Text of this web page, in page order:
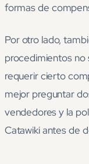
formas de
Por otro lado,
procedimientos no
requerir cierto
mejor preguntar
vendedores y la
Catawiki antes de